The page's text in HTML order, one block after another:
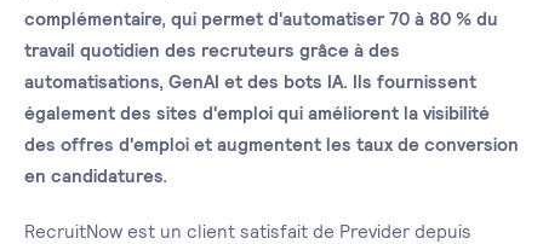
complémentaire, qui permet d'automatiser 70 à 80 % du
travail quotidien des recruteurs grâce à des
automatisations, GenAI et des bots IA. Ils fournissent
également des sites d'emploi qui améliorent la visibilité
des offres d'emploi et augmentent les taux de conversion
en candidatures.
RecruitNow est un client satisfait de Previder depuis